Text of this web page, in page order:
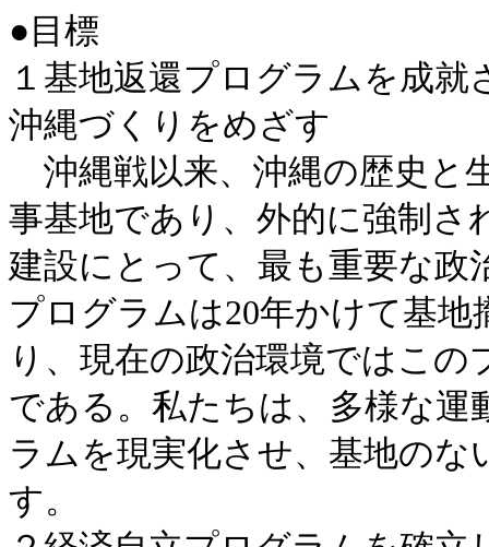
●目標
１基地返還プログラムを成
沖縄づくりをめざす
沖縄戦以来、沖縄の歴史と
事基地であり、外的に強制さ
建設にとって、最も重要な政
プログラムは20年かけて基
り、現在の政治環境ではこ
である。私たちは、多様な
ラムを現実化させ、基地のな
す。